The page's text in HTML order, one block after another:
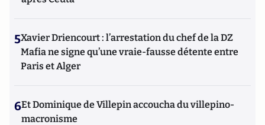
5Xavier Driencourt : l’arrestation du chef de la DZ
Mafia ne signe qu’une vraie-fausse détente entre
Paris et Alger
6Et Dominique de Villepin accoucha du villepino-
macronisme